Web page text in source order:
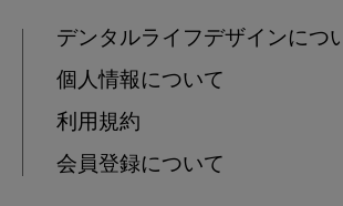
デンタルライフデザインにつ
個人情報について
利用規約
会員登録について